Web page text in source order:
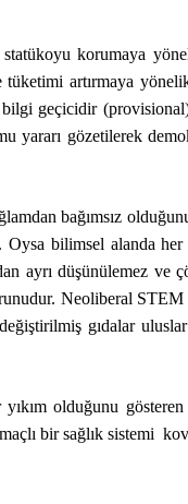
korumaya
artırmaya
geçicidir
gözetilerek
bağımsız
Oysa bilimsel alanda
düşünülemez ve
Neoliberal
gıdalar
olduğunu
bir sağlık sistemi